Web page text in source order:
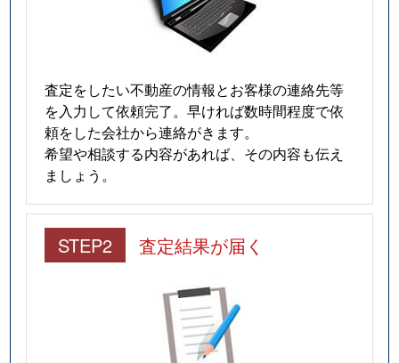
査定をしたい不動産の情報とお客様の連絡先等
を入力して依頼完了。早ければ数時間程度で依
頼をした会社から連絡がきます。
希望や相談する内容があれば、その内容も伝え
ましょう。
STEP2 査定結果が届く